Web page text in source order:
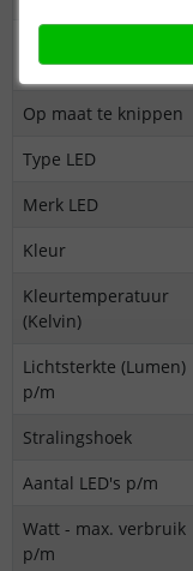
gehele lengte
Op maat te knippen
Type LED
Merk LED
Kleur
Kleurtemperatuur
(Kelvin)
Lichtsterkte (Lumen)
p/m
Stralingshoek
Aantal LED's p/m
Watt - max. verbruik
p/m